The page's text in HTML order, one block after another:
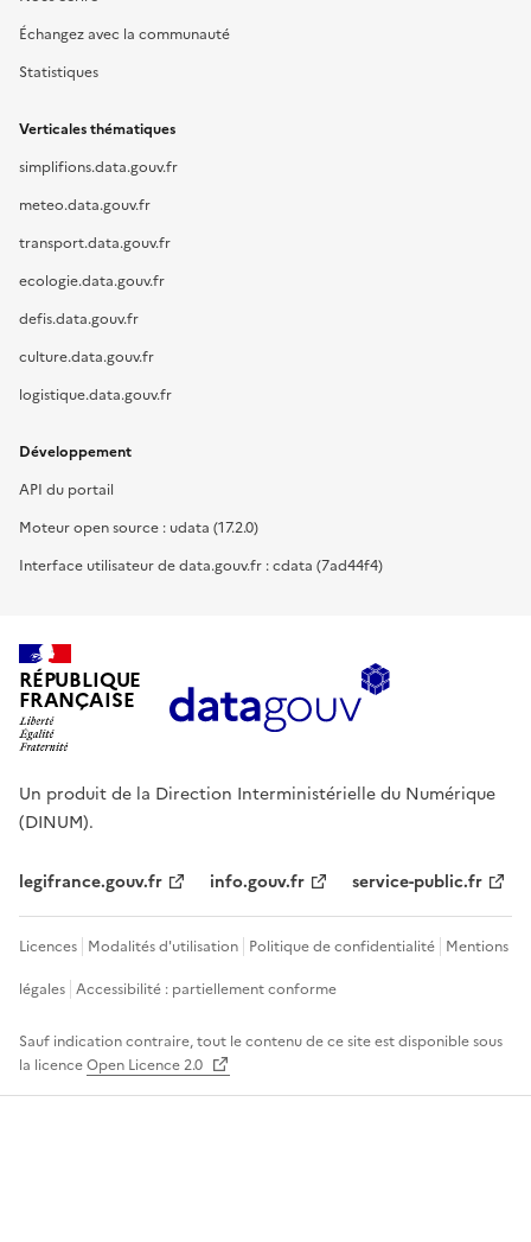
Échangez avec la communauté
Statistiques
Verticales thématiques
simplifions.data.gouv.fr
meteo.data.gouv.fr
transport.data.gouv.fr
ecologie.data.gouv.fr
defis.data.gouv.fr
culture.data.gouv.fr
logistique.data.gouv.fr
Développement
API du portail
Moteur open source : udata (17.2.0)
Interface utilisateur de data.gouv.fr : cdata (7ad44f4)
RÉPUBLIQUE
FRANÇAISE
Un produit de la Direction Interministérielle du Numérique
(DINUM).
legifrance.gouv.fr info.gouv.fr service-public.fr
Licences Modalités d'utilisation Politique de confidentialité Mentions
légales Accessibilité : partiellement conforme
Sauf indication contraire, tout le contenu de ce site est disponible sous
la licenceOpen Licence 2.0